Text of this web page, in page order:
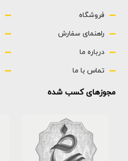
فروشگاه
راهنمای سفارش
درباره ما
تماس با ما
مجوزهای کسب شده